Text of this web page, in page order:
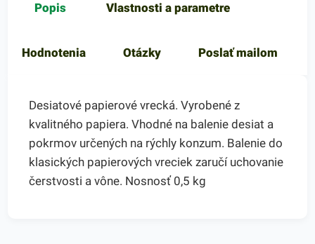
Popis Vlastnosti a parametre
Hodnotenia Otázky Poslať mailom
Desiatové papierové vrecká. Vyrobené z
kvalitného papiera. Vhodné na balenie desiat a
pokrmov určených na rýchly konzum. Balenie do
klasických papierových vreciek zaručí uchovanie
čerstvosti a vône. Nosnosť 0,5 kg